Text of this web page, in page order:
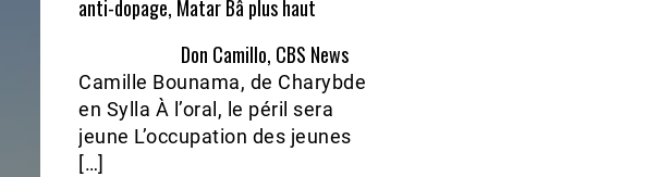
anti-dopage, Matar Bâ plus haut
Don Camillo, CBS News
Camille Bounama, de Charybde
en Sylla À l’oral, le péril sera
jeune L’occupation des jeunes
[…]